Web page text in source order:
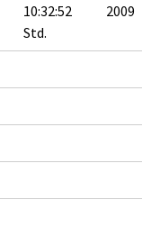
10:32:52
Std.
2009